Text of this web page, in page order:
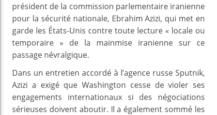
président de la commission parlementaire iranienne
pour la sécurité nationale, Ebrahim Azizi, qui met en
garde les États-Unis contre toute lecture « locale ou
temporaire » de la mainmise iranienne sur ce
passage névralgique.
Dans un entretien accordé à l’agence russe Sputnik,
Azizi a exigé que Washington cesse de violer ses
engagements internationaux si des négociations
sérieuses doivent aboutir. Il a également sommé les